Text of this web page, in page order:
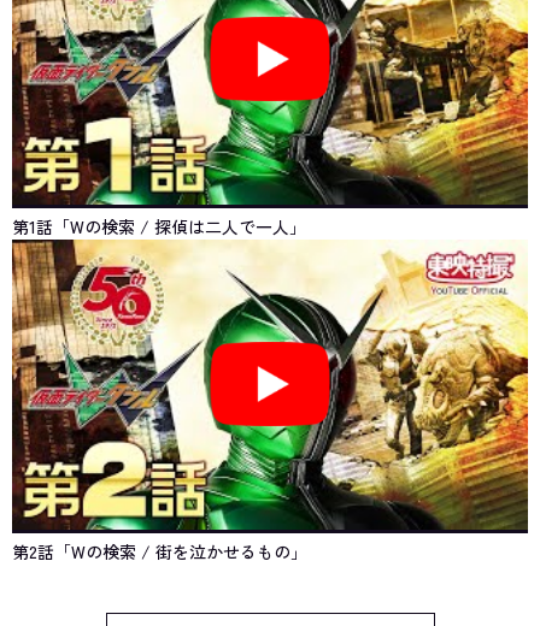
第1話「Wの検索 / 探偵は二人で一人」
第2話「Wの検索 / 街を泣かせるもの」